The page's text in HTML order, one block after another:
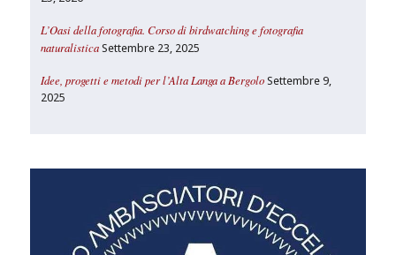
L’Oasi della fotografia. Corso di birdwatching e fotografia
naturalistica Settembre 23, 2025
Idee, progetti e metodi per l’Alta Langa a Bergolo Settembre 9,
2025